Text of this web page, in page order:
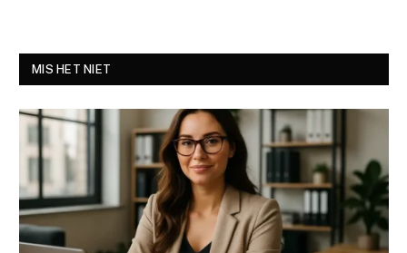
MIS HET NIET